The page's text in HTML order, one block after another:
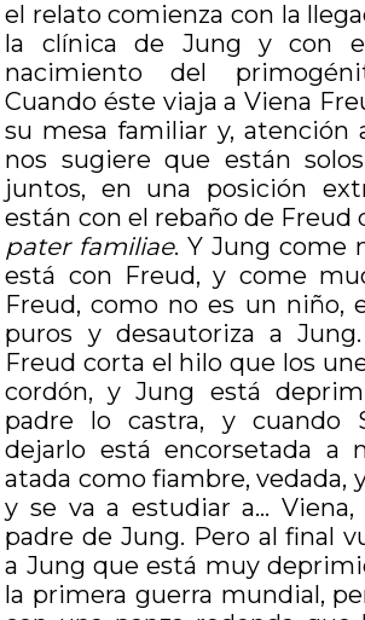
el relato comienza con la
la clínica de Jung y con
nacimiento del
Cuando éste viaja a Viena
su mesa familiar y, atención
nos sugiere que están
juntos, en una posición
están con el rebaño de Freud
pater familiae. Y Jung come
está con Freud, y come
Freud, como no es un niño,
puros y desautoriza a
Freud corta el hilo que los
cordón, y Jung está
padre lo castra, y cuando
dejarlo está encorsetada a
atada como fiambre, vedada,
y se va a estudiar a…
padre de Jung. Pero al final
a Jung que está muy
la primera guerra mundial,